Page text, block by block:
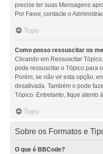
precise ter suas Mensagens
Por Favor, contacte o
Topo
Como posso ressuscitar os
Clicando em Ressuscitar
pode ressuscitar o Tópico para
Porém, se não vir esta opção,
desativada. Também o pode
Tópico. Entretanto, fique atento
Topo
Sobre os Formatos e
O que é BBCode?